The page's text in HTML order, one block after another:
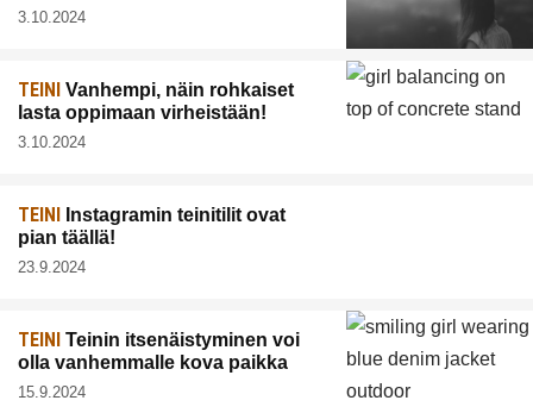
3.10.2024
TEINI
Vanhempi, näin rohkaiset
lasta oppimaan virheistään!
3.10.2024
TEINI
Instagramin teinitilit ovat
pian täällä!
23.9.2024
TEINI
Teinin itsenäistyminen voi
olla vanhemmalle kova paikka
15.9.2024